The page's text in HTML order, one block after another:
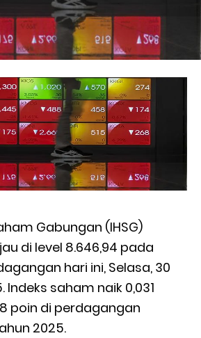
Gabungan (IHSG)
di level 8.646,94 pada
hari ini, Selasa, 30
Indeks saham naik 0,031
poin di perdagangan
2025.